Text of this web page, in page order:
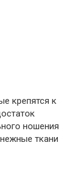
крепятся к
ношения
ткани